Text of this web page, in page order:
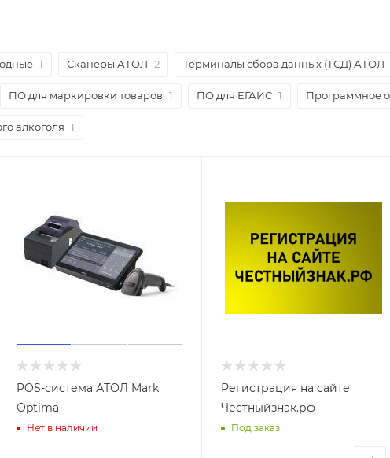
1 Сканеры АТОЛ 2 Терминалы сбора данных (ТСД) АТОЛ
ПО для маркировки товаров 1 ПО для ЕГАИС 1 Программное
алкоголя 1
POS-система АТОЛ Mark
Optima
Нет в наличии
Регистрация на сайте
Честныйзнак.рф
Под заказ